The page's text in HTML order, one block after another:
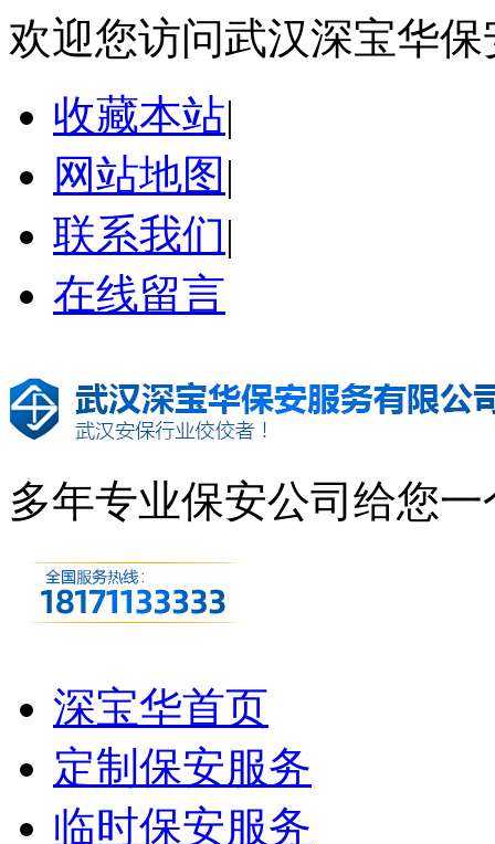
欢迎您访问武汉深宝华
收藏本站|
网站地图 |
联系我们|
在线留言
多年专业保安公司 给您一
深宝华首页
定制保安服务
临时保安服务